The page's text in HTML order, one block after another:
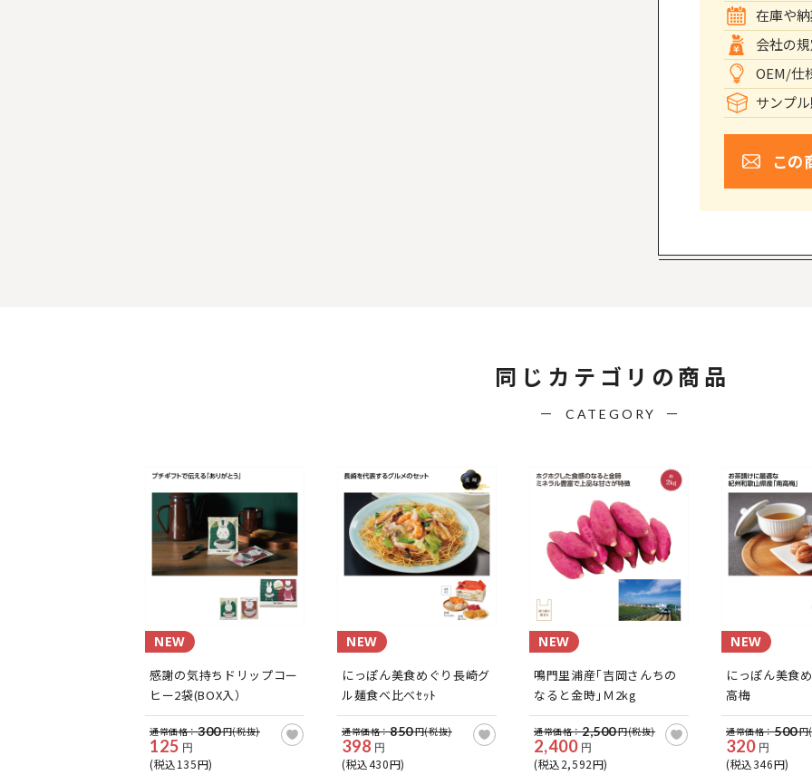
在庫や
会社の
OEM/仕
サンプ
この
同じカテゴリの商品
CATEGORY
NEW
感謝の気持ちドリップコー
ヒー2袋(BOX入）
通常価格：300円(税抜)
125 円
(税込135円)
NEW
にっぽん美食めぐり長崎グ
ル麺食べ比べｾｯﾄ
通常価格：850円(税抜)
398 円
(税込430円)
NEW
鳴門里浦産｢吉岡さんちの
なると金時｣Ｍ2kg
通常価格：2,500円(税抜)
2,400 円
(税込2,592円)
NEW
にっぽん美食
高梅
通常価格：500円
320 円
(税込346円)